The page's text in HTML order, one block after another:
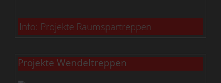
Info: Projekte Raumspartreppen
Projekte Wendeltreppen